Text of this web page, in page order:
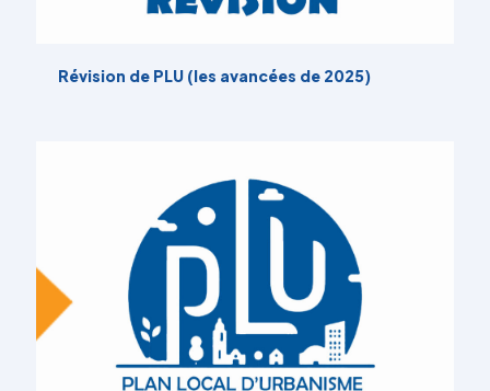
Révision de PLU (les avancées de 2025)